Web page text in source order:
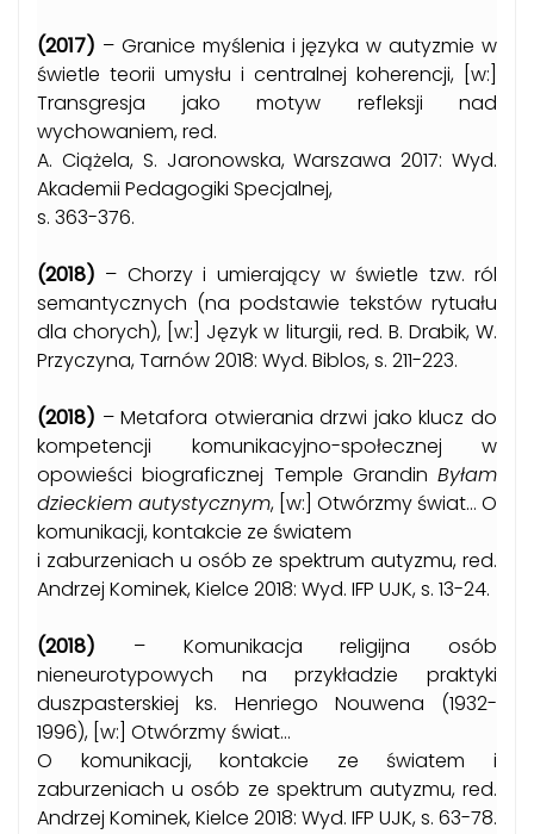
(2017) – Granice myślenia i języka w autyzmie w
świetle teorii umysłu i centralnej koherencji, [w:]
Transgresja jako motyw refleksji nad
wychowaniem, red.
A. Ciążela, S. Jaronowska, Warszawa 2017: Wyd.
Akademii Pedagogiki Specjalnej,
s. 363-376.
(2018) – Chorzy i umierający w świetle tzw. ról
semantycznych (na podstawie tekstów rytuału
dla chorych), [w:] Język w liturgii, red. B. Drabik, W.
Przyczyna, Tarnów 2018: Wyd. Biblos, s. 211-223.
(2018) – Metafora otwierania drzwi jako klucz do
kompetencji komunikacyjno-społecznej w
opowieści biograficznej Temple Grandin Byłam
dzieckiem autystycznym, [w:] Otwórzmy świat… O
komunikacji, kontakcie ze światem
i zaburzeniach u osób ze spektrum autyzmu, red.
Andrzej Kominek, Kielce 2018: Wyd. IFP UJK, s. 13-24.
(2018) – Komunikacja religijna osób
nieneurotypowych na przykładzie praktyki
duszpasterskiej ks. Henriego Nouwena (1932-
1996), [w:] Otwórzmy świat…
O komunikacji, kontakcie ze światem i
zaburzeniach u osób ze spektrum autyzmu, red.
Andrzej Kominek, Kielce 2018: Wyd. IFP UJK, s. 63-78.